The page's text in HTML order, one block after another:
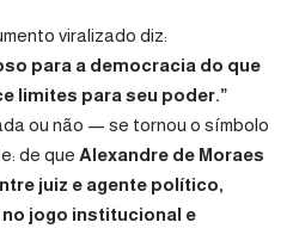
viralizado diz:
para a democracia do que
limites para seu poder.”
ou não — se tornou o símbolo
de que Alexandre de Moraes
juiz e agente político,
jogo institucional e